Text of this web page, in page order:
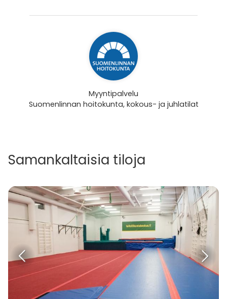
Myyntipalvelu
Suomenlinnan hoitokunta, kokous- ja juhlatilat
Samankaltaisia tiloja